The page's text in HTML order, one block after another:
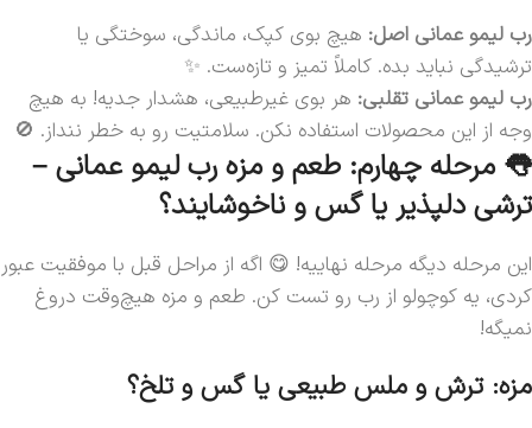
رب لیمو عمانی اصل: هیچ بوی کپک، ماندگی، سوختگی یا
ترشیدگی نباید بده. کاملاً تمیز و تازه‌ست. ✨
رب لیمو عمانی تقلبی: هر بوی غیرطبیعی، هشدار جدیه! به هیچ
وجه از این محصولات استفاده نکن. سلامتیت رو به خطر ننداز. 🚫
👅 مرحله چهارم: طعم و مزه رب لیمو عمانی –
ترشی دلپذیر یا گس و ناخوشایند؟
این مرحله دیگه مرحله نهاییه! 😋 اگه از مراحل قبل با موفقیت عبور
کردی، یه کوچولو از رب رو تست کن. طعم و مزه هیچ‌وقت دروغ
نمیگه!
مزه: ترش و ملس طبیعی یا گس و تلخ؟